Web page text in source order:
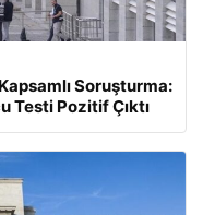
Soruşturma:
Testi Pozitif Çıktı